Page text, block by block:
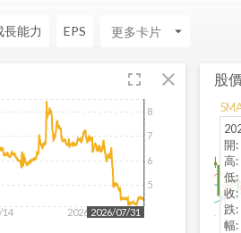
長能力 EPS arrow_drop_down
fullscreen close
14 2026/01/02
5
6
7
8
2026/07/31
股
開:
高:
低:
收:
跌:
幅:
5